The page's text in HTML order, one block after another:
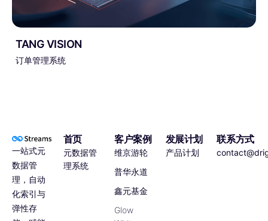
TANG VISION
订单管理系统
一站式元
数据管
理，自动
化索引与
弹性存
首页
元数据管
理系统
客户案例
维京游轮
普华永道
鑫元基金
Glow
发展计划
产品计划
联系方式